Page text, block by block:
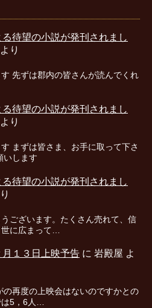
待望の小説が発刊されまし
より
先ずは郡内の皆さんが読んでくれ
待望の小説が発刊されまし
より
まずは皆さま、お手に取って下さ
いします
待望の小説が発刊されまし
ございます。たくさん売れて、信
に広まって…
１３日上映予告 に 岩殿屋 よ
の再度の上映会はないのですかとの
は5，6人…